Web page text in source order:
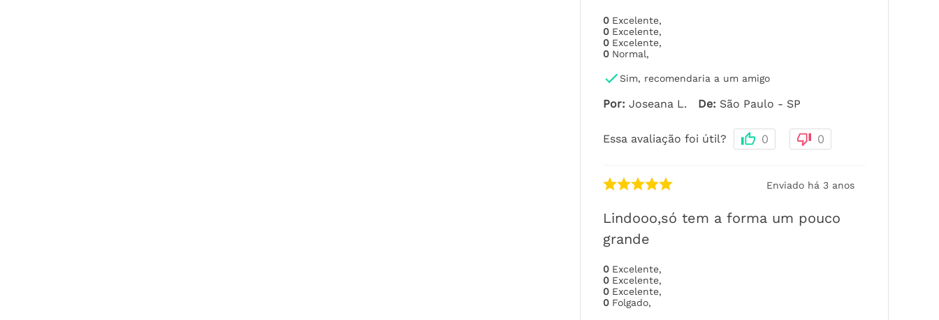
0 Excelente,
0 Excelente,
0 Excelente,
0 Normal,
Sim, recomendaria a um amigo
Por: Joseana L. De: São Paulo - SP
Essa avaliação foi útil? 0 0
Enviado há 3 anos
Lindooo,só tem a forma um pouco
grande
0 Excelente,
0 Excelente,
0 Excelente,
0 Folgado,